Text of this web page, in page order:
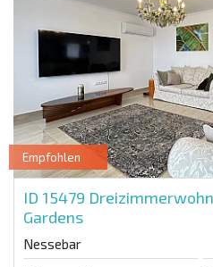
Empfohlen
ID 15479
Gardens
Nessebar